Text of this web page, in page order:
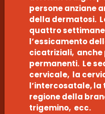
persone anziane
della dermatosi.
quattro
l’essicamento
cicatriziali, anche
permanenti. Le
cervicale, la
l’intercosatale,
regione della
trigemino, ecc.